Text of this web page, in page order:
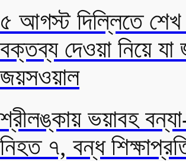
৫ আগস্ট দিল্লিতে শেখ
বক্তব্য দেওয়া নিয়ে যা
জয়সওয়াল
শ্রীলঙ্কায় ভয়াবহ
নিহত ৭, বন্ধ